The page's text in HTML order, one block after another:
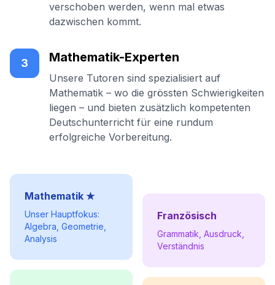
verschoben werden, wenn mal etwas
dazwischen kommt.
3 Mathematik-Experten
Unsere Tutoren sind spezialisiert auf
Mathematik – wo die grössten Schwierigkeiten
liegen – und bieten zusätzlich kompetenten
Deutschunterricht für eine rundum
erfolgreiche Vorbereitung.
Mathematik ★
Unser Hauptfokus:
Algebra, Geometrie,
Analysis
Französisch
Grammatik, Ausdruck,
Verständnis